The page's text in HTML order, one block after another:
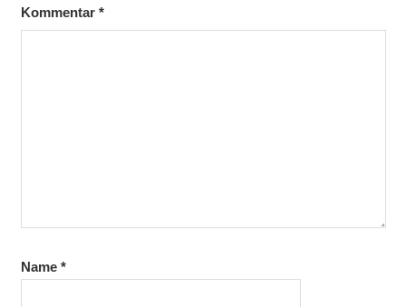
Kommentar *
Name *